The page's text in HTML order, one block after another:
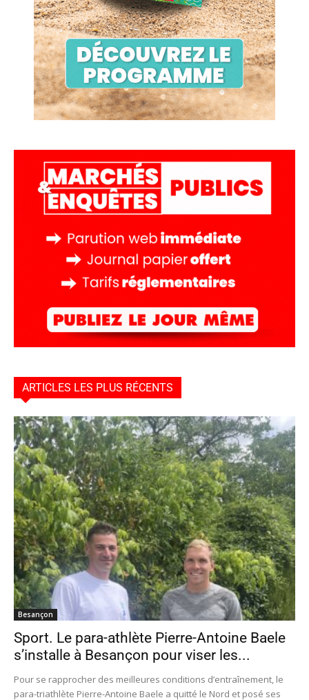
ARTICLES LES PLUS RÉCENTS
Besançon
Sport. Le para-athlète Pierre-Antoine Baele
s’installe à Besançon pour viser les...
Pour se rapprocher des meilleures conditions d’entraînement, le
para-triathlète Pierre-Antoine Baele a quitté le Nord et posé ses